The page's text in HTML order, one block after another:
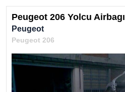
Peugeot 206 Yolcu Airbagı
Peugeot
Peugeot 206